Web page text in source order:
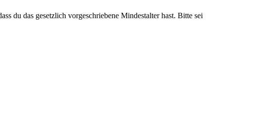
du das gesetzlich vorgeschriebene Mindestalter hast. Bitte sei